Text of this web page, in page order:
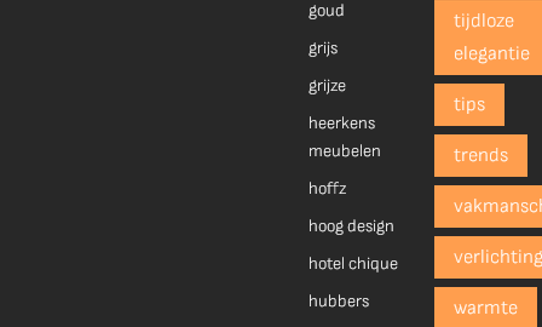
goud
grijs
grijze
heerkens
meubelen
hoffz
hoog design
hotel chique
hubbers
tijdloze
elegantie
tips
trends
warmte